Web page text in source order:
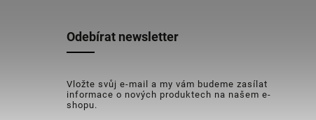
Odebírat newsletter
Vložte svůj e-mail a my vám budeme zasílat
informace o nových produktech na našem e-
shopu.